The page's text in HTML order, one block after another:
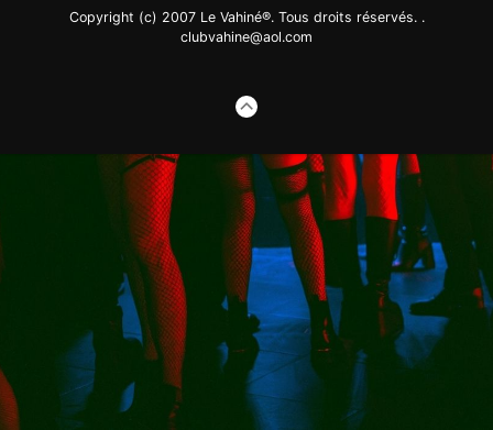
Copyright (c) 2007 Le Vahiné®. Tous droits réservés. .
clubvahine@aol.com